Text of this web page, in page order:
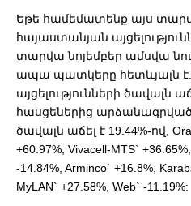
Եթե համեմատենք այս
հայաստանյան
տարվա նոյեմբեր ամսվա
ապա պատկերը հետևյալն
այցելությունների ծավալն
հասցեներից արձանագրված
ծավալն աճել է 19.44%-ով,
+60.97%, Vivacell-MTS`
-14.84%, Arminco` +16.8%,
MyLAN` +27.58%, Web` -11.19%: